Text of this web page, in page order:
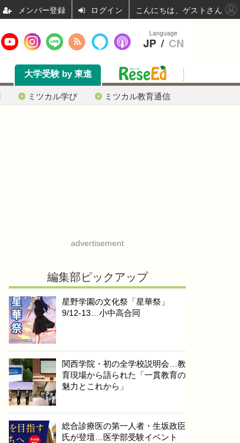
ミツカル学び ミツカル教育通信
大学受験 by 東進
advertisement
編集部ピックアップ
星野学園の文化祭「星華祭」
9/12-13…小中高合同
関西学院・初の全学校説明会…教
育現場から語られた「一貫教育の
魅力とこれから」
総合診療医の第一人者・生坂政臣
氏が登壇…医学部受験イベント
Language
JP / CN
ログイン こんにちは、ゲストさん